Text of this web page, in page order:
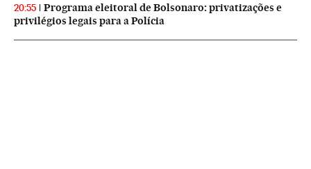
20:55
Programa eleitoral de Bolsonaro: privatizações e
privilégios legais para a Polícia